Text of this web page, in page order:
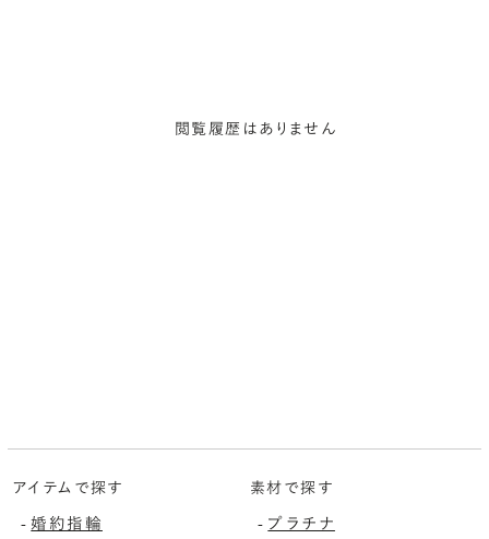
閲覧履歴はありません
アイテムで探す
-婚約指輪
素材で探す
- プラチナ